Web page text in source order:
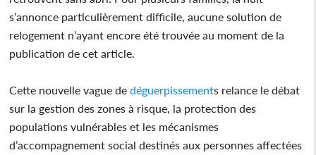
s’annonce particulièrement difficile, aucune solution de
relogement n’ayant encore été trouvée au moment de la
publication de cet article.
Cette nouvelle vague de déguerpissements relance le débat
sur la gestion des zones à risque, la protection des
populations vulnérables et les mécanismes
d’accompagnement social destinés aux personnes affectées